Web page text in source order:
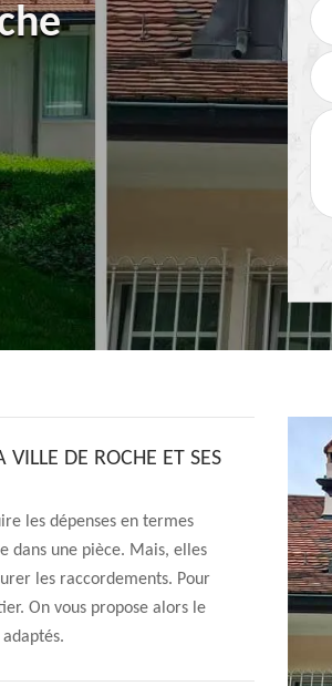
DE ROCHE ET SES
les dépenses en termes
dans une pièce. Mais, elles
les raccordements. Pour
On vous propose alors le